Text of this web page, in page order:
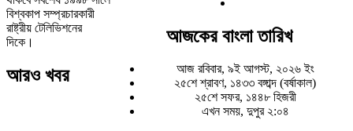
বিশ্বকাপ সম্প্রচারকারী
রাষ্ট্রীয় টেলিভিশনের
দিকে।
আরও খবর
আজকের বাংলা তারিখ
আজ রবিবার, ৯ই আগস্ট, ২০২৬ ইং
২৫শে শ্রাবণ, ১৪৩৩ বঙ্গাব্দ (বর্ষাকাল)
২৫শে সফর, ১৪৪৮ হিজরী
এখন সময়, দুপুর ২:০৪